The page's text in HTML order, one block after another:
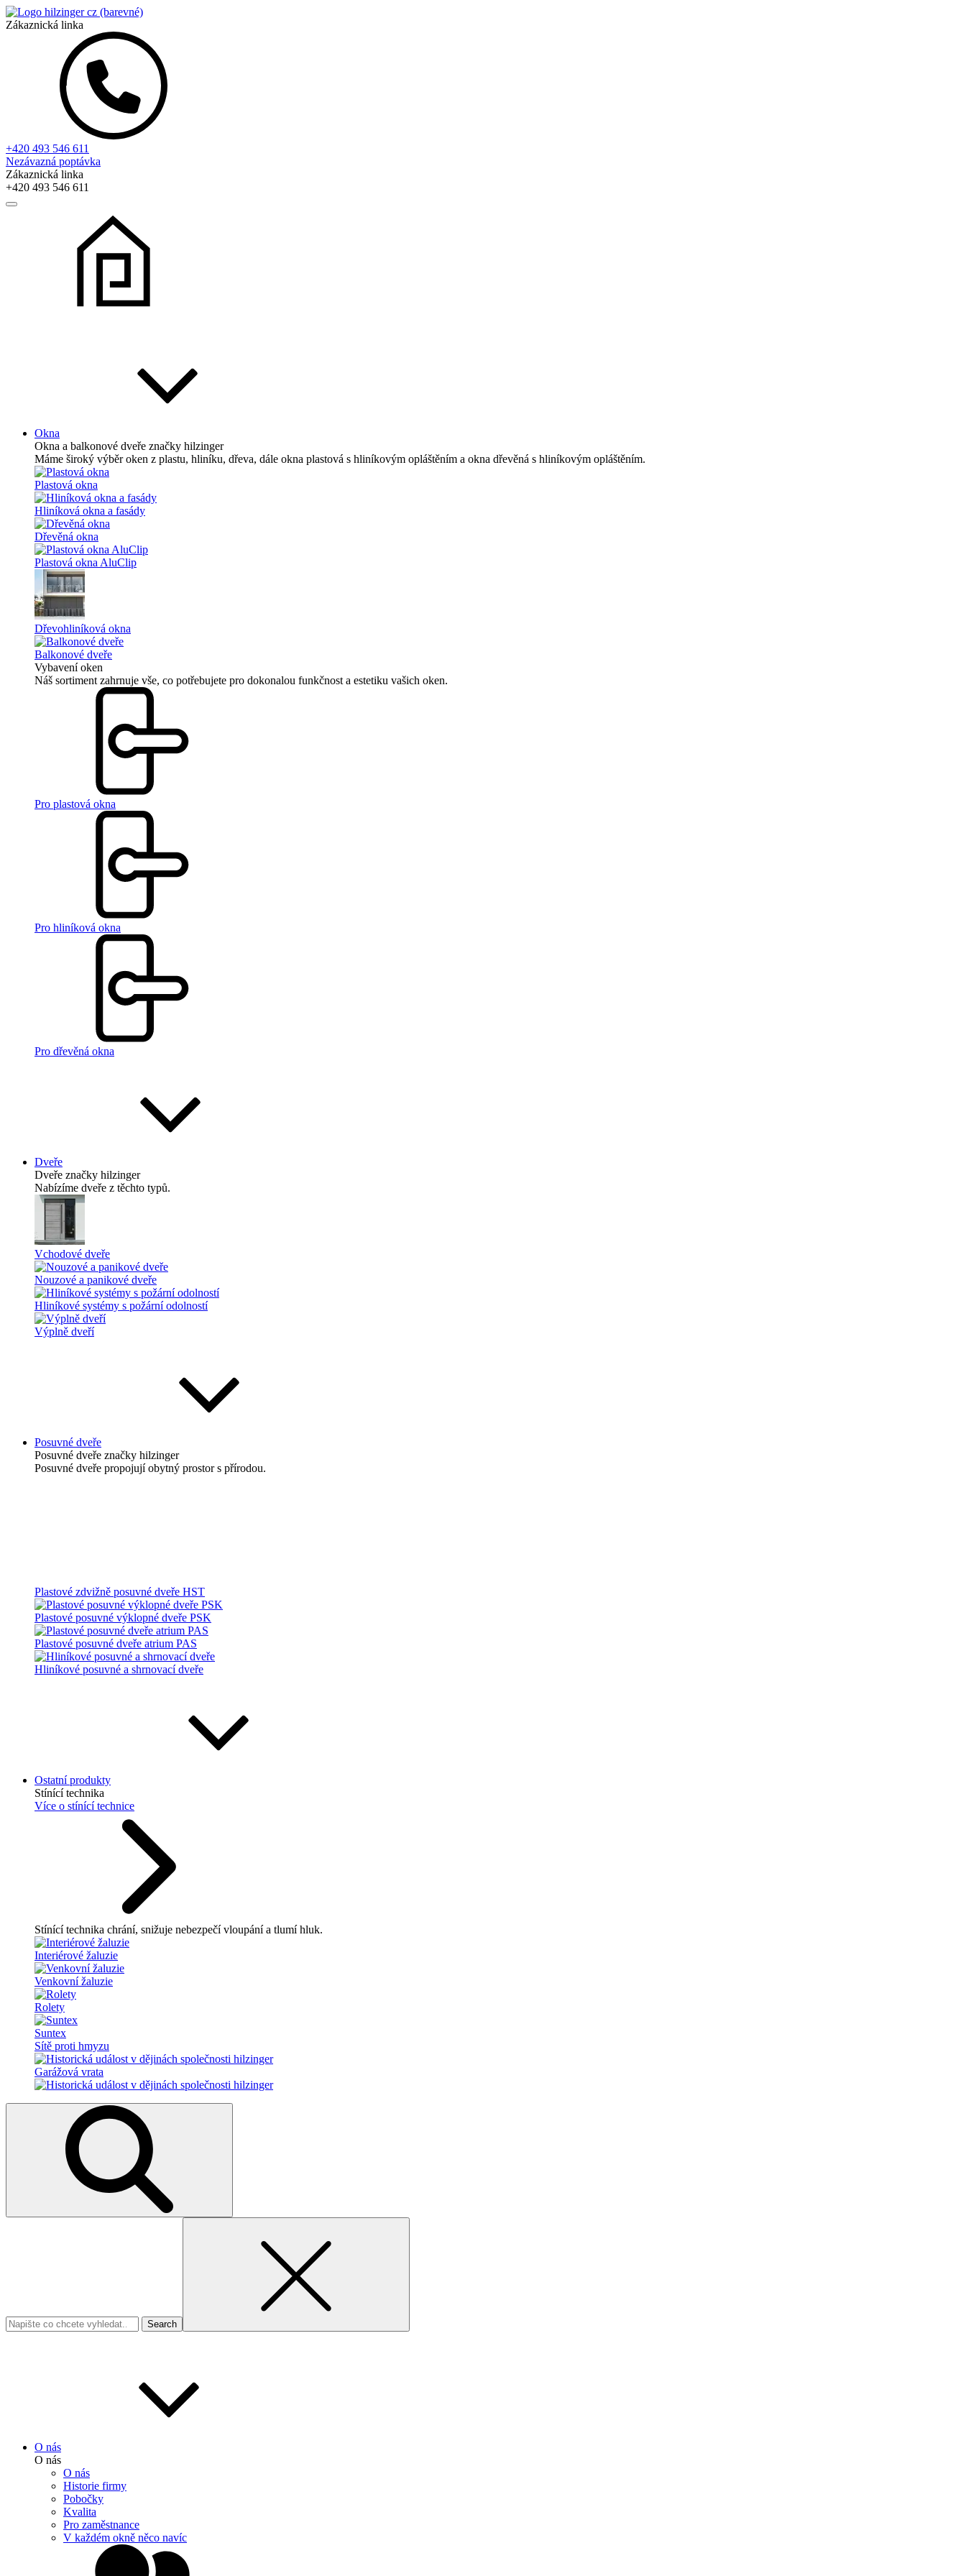
Zákaznická linka
+420 493 546 611
Nezávazná poptávka
Zákaznická linka
+420 493 546 611
Okna
Okna a balkonové dveře značky hilzinger
Máme široký výběr oken z plastu, hliníku, dřeva, dále okna plastová s hliníkovým opláštěním a okna dřevěná s hliníkovým opláštěním.
Plastová okna
Hliníková okna a fasády
Dřevěná okna
Plastová okna AluClip
Dřevohliníková okna
Balkonové dveře
Vybavení oken
Náš sortiment zahrnuje vše, co potřebujete pro dokonalou funkčnost a estetiku vašich oken.
Pro plastová okna
Pro hliníková okna
Pro dřevěná okna
Dveře
Dveře značky hilzinger
Nabízíme dveře z těchto typů.
Vchodové dveře
Nouzové a panikové dveře
Hliníkové systémy s požární odolností
Výplně dveří
Posuvné dveře
Posuvné dveře značky hilzinger
Posuvné dveře propojují obytný prostor s přírodou.
Plastové zdvižně posuvné dveře HST
Plastové posuvné výklopné dveře PSK
Plastové posuvné dveře atrium PAS
Hliníkové posuvné a shrnovací dveře
Ostatní produkty
Stínící technika
Více o stínící technice
Stínící technika chrání, snižuje nebezpečí vloupání a tlumí hluk.
Interiérové žaluzie
Venkovní žaluzie
Rolety
Suntex
Sítě proti hmyzu
Garážová vrata
O nás
O nás
O nás
Historie firmy
Pobočky
Kvalita
Pro zaměstnance
V každém okně něco navíc